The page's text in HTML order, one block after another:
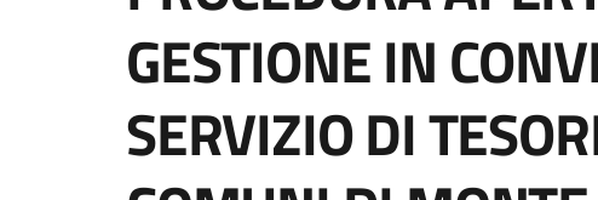
GESTIONE IN
SERVIZIO DI